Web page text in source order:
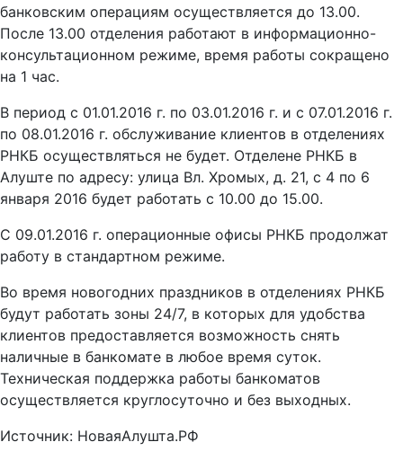
банковским операциям осуществляется до 13.00.
После 13.00 отделения работают в информационно-
консультационном режиме, время работы сокращено
на 1 час.
В период с 01.01.2016 г. по 03.01.2016 г. и с 07.01.2016 г.
по 08.01.2016 г. обслуживание клиентов в отделениях
РНКБ осуществляться не будет. Отделене РНКБ в
Алуште по адресу: улица Вл. Хромых, д. 21, с 4 по 6
января 2016 будет работать с 10.00 до 15.00.
С 09.01.2016 г. операционные офисы РНКБ продолжат
работу в стандартном режиме.
Во время новогодних праздников в отделениях РНКБ
будут работать зоны 24/7, в которых для удобства
клиентов предоставляется возможность снять
наличные в банкомате в любое время суток.
Техническая поддержка работы банкоматов
осуществляется круглосуточно и без выходных.
Источник: НоваяАлушта.РФ